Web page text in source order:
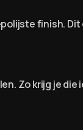
finish.
Zo krijg je die